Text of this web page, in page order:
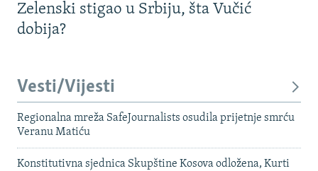
Zelenski stigao u Srbiju, šta Vučić
dobija?
Vesti/Vijesti
Regionalna mreža SafeJournalists osudila prijetnje smrću
Veranu Matiću
Konstitutivna sjednica Skupštine Kosova odložena, Kurti